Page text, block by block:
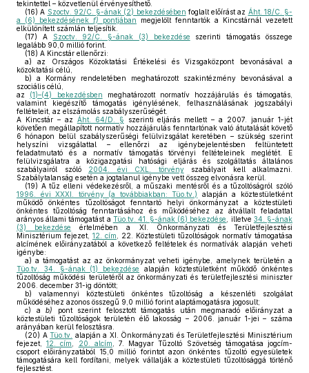
tekintettel – közvetlenül érvényesíthető.
(16) A Szoctv. 92/C. §-ának (2) bekezdésében foglalt előírást az Áht. 18/C. §-
a (6) bekezdésének f) pontjában megjelölt fenntartók a Kincstárnál vezetett
elkülönített számlán teljesítik.
(17) A Szoctv. 92/C. §-ának (3) bekezdése szerinti támogatás összege
legalább 90,0 millió forint.
(18) A Kincstár ellenőrzi:
a) az Országos Közoktatási Értékelési és Vizsgaközpont bevonásával a
közoktatási célú,
b) a Kormány rendeletében meghatározott szakintézmény bevonásával a
szociális célú,
az (1)–(4) bekezdésben meghatározott normatív hozzájárulás és támogatás,
valamint kiegészítő támogatás igénylésének, felhasználásának jogszabályi
feltételeit, az elszámolás szabályszerűségét.
A Kincstár – az Áht. 64/D. § szerinti eljárás mellett – a 2007. január 1-jét
követően megállapított normatív hozzájárulás fenntartónak való átutalását követő
6 hónapon belül szabályszerűségi felülvizsgálat keretében – szükség szerint
helyszíni vizsgálattal – ellenőrzi az igénybejelentésben feltüntetett
feladatmutató és a normatív támogatás törvényi feltételeinek meglétét. E
felülvizsgálatra a közigazgatási hatósági eljárás és szolgáltatás általános
szabályairól szóló 2004. évi CXL. törvényszabályait kell alkalmazni.
Szabálytalanság esetén a jogtalanul igénybe vett összeg elvonásra kerül.
(19) A tűz elleni védekezésről, a műszaki mentésről és a tűzoltóságról szóló
1996. évi XXXI. törvény (a továbbiakban: Tüo.tv.)
alapján a köztestületként
működő önkéntes tűzoltóságot fenntartó helyi önkormányzat a köztestületi
önkéntes tűzoltóság fenntartásához és működéséhez az átvállalt feladattal
arányos állami támogatást a Tüo.tv. 41. §-ának (6) bekezdése , illetve 34. §-ának
(3) bekezdése értelmében a XI. Önkormányzati és Területfejlesztési
Minisztérium fejezet, 12. cím , 22. Köztestületi tűzoltóságok normatív támogatása
alcímének előirányzatából a következő feltételek és normatívák alapján veheti
igénybe:
a) a támogatást az az önkormányzat veheti igénybe, amelynek területén a
Tüo.tv. 34. §-ának (1) bekezdése alapján köztestületként működő önkéntes
tűzoltóság működési területéről az önkormányzati és területfejlesztési miniszter
2006. december 31-ig döntött;
b) valamennyi köztestületi önkéntes tűzoltóság a készenléti szolgálat
működéséhez azonos összegű 9,0 millió forint alaptámogatásra jogosult;
c) a b) pont szerint felosztott támogatás után megmaradó előirányzat a
köztestületi tűzoltóságok területén élő lakosság – 2006. január 1-jei – száma
arányában kerül felosztásra.
(20) ATüo.tv. alapján a XI. Önkormányzati és Területfejlesztési Minisztérium
fejezet,12. cím 20. alcím , 7. Magyar Tűzoltó Szövetség támogatása jogcím-
csoport előirányzatából 15,0 millió forintot azon önkéntes tűzoltó egyesületek
támogatására kell fordítani, melyek vállalják a köztestületi tűzoltósággá történő
fejlesztést.